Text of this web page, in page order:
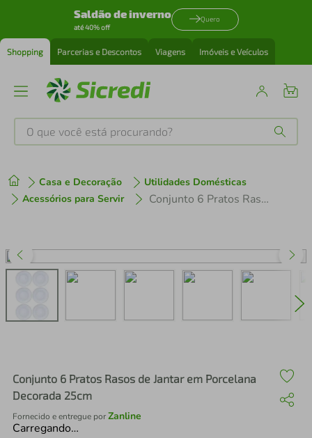
Saldão de inverno
até 40% off
Quero
Shopping Parcerias e Descontos Viagens Imóveis e Veículos
O que você está procurando?
Casa e Decoração
Utilidades Domésticas
Acessórios para Servir
Conjunto 6 Pratos Rasos de Jantar em Porcelana Decorada 25cm
Conjunto 6 Pratos Rasos de Jantar em Porcelana
Decorada 25cm
Fornecido e entregue porZanline
Carregando…
1º tenis
3º perfume